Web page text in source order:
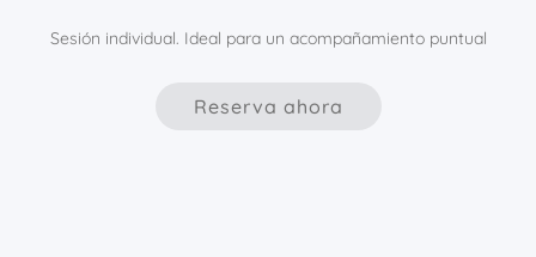
Sesión individual. Ideal para un acompañamiento puntual
Reserva ahora